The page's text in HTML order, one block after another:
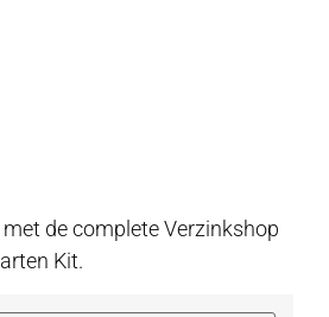
de complete Verzinkshop
Kit.